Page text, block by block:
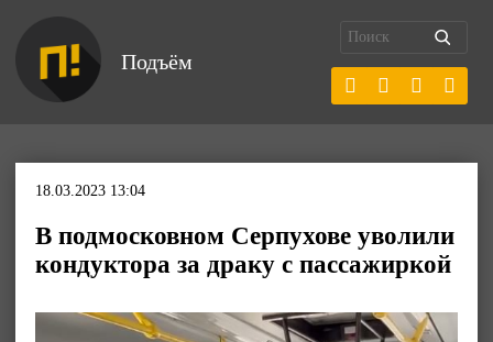
Подъём
18.03.2023 13:04
В подмосковном Серпухове уволили
кондуктора за драку с пассажиркой